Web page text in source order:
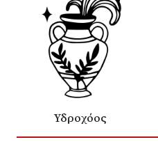
Υδροχόος